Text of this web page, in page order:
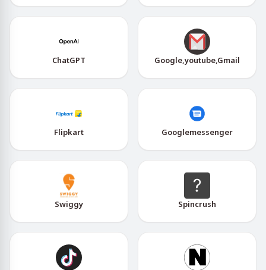
ChatGPT Google,youtube,Gmail
Flipkart Googlemessenger
Swiggy Spincrush